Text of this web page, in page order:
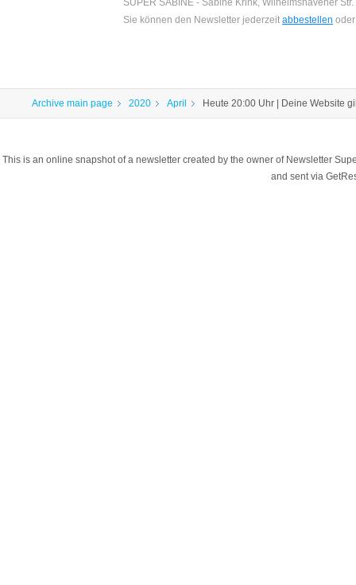
SUPER SABINE - Sabine Krink, Wilhelmshavener
Sie können den Newsletter jederzeit abbestellen
Archive main page 2020 April Heute 20:00 Uhr | Deine Website
This is an online snapshot of a newsletter created by the owner of Newsletter
and sent via